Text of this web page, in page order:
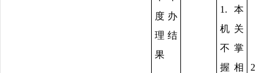
度办
理结
果
1.本
机关
不掌
握相
2